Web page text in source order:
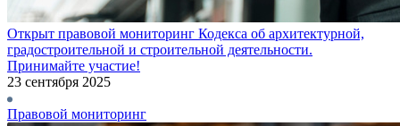
Открыт правовой мониторинг Кодекса об архитектурной,
градостроительной и строительной деятельности.
Принимайте участие!
23 сентября 2025
Правовой мониторинг